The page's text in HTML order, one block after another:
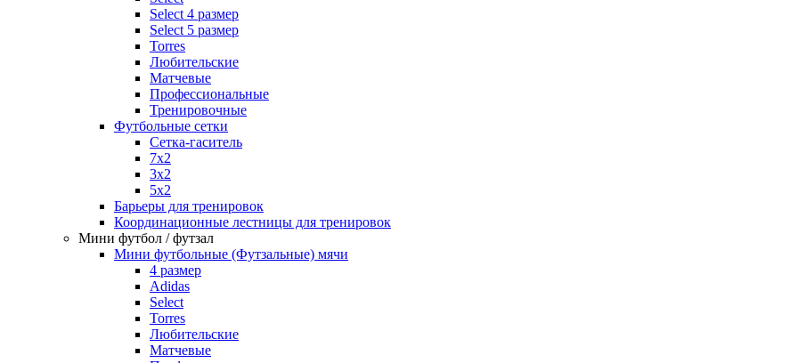
Select 4 размер
Select 5 размер
Torres
Любительские
Матчевые
Профессиональные
Тренировочные
Футбольные сетки
Сетка-гаситель
7x2
3х2
5х2
Барьеры для тренировок
Координационные лестницы для тренировок
Мини футбол / футзал
Мини футбольные (Футзальные) мячи
4 размер
Adidas
Select
Torres
Любительские
Матчевые